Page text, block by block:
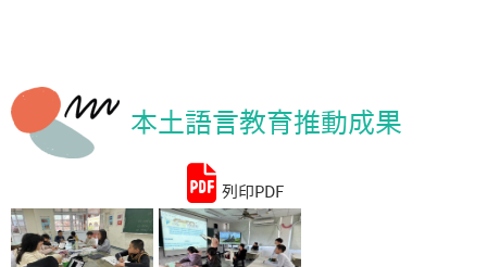
本土語言教育推動成果
列印PDF